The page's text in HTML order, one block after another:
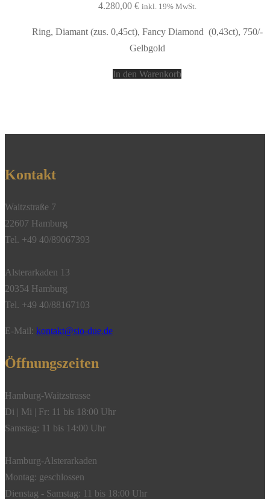
4.280,00 € inkl. 19% MwSt.
Ring, Diamant (zus. 0,45ct), Fancy Diamond (0,43ct), 750/-
Gelbgold
In den Warenkorb
Kontakt
Waitzstraße 7
22607 Hamburg
Tel. +49 40/89067393
Alsterarkaden 13
20354 Hamburg
Tel. +49 40/88167103
E-Mail: kontakt@sio-due.de
Öffnungszeiten
Hamburg-Waitzstrasse
Di | Mi | Fr: 11 bis 18:00 Uhr
Samstag: 11 bis 14:00 Uhr
Hamburg-Alsterarkaden
Montag: geschlossen
Dienstag - Samstag: 11 bis 18:00 Uhr